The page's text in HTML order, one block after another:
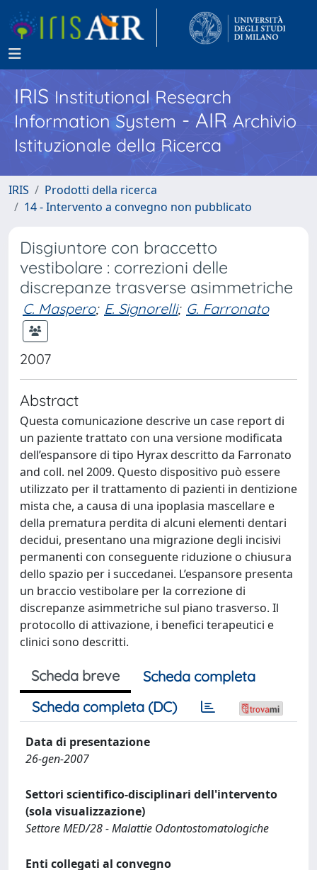
IRISInstitutional Research
Information System - AIR Archivio
Istituzionale della Ricerca
IRIS
Prodotti della ricerca
14 - Intervento a convegno non pubblicato
Disgiuntore con braccetto
vestibolare : correzioni delle
discrepanze trasverse asimmetriche
C. Maspero; E. Signorelli; G. Farronato
2007
Abstract
Questa comunicazione descrive un case report di
un paziente trattato con una versione modificata
dell’espansore di tipo Hyrax descritto da Farronato
and coll. nel 2009. Questo dispositivo può essere
utilizzato per il trattamento di pazienti in dentizione
mista che, a causa di una ipoplasia mascellare e
della prematura perdita di alcuni elementi dentari
decidui, presentano una migrazione degli incisivi
permanenti con conseguente riduzione o chiusura
dello spazio per i succedanei. L’espansore presenta
un braccio vestibolare per la correzione di
discrepanze asimmetriche sul piano trasverso. Il
protocollo di attivazione, i benefici terapeutici e
clinici sono descritti.
Scheda breve
Scheda completa
Scheda completa (DC)
Data di presentazione
26-gen-2007
Settori scientifico-disciplinari dell'intervento
(sola visualizzazione)
Settore MED/28 - Malattie Odontostomatologiche
Enti collegati al convegno